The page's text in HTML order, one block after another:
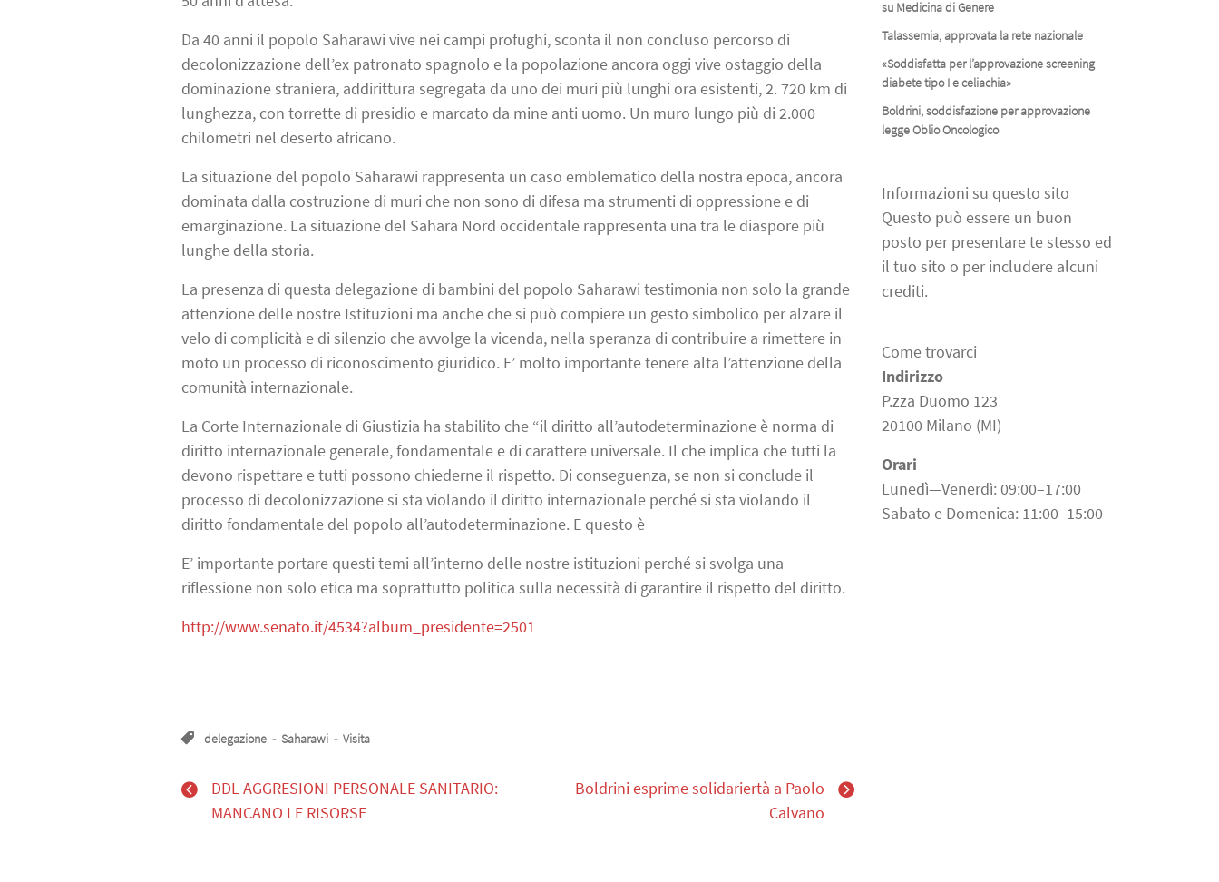
Da 40 anni il popolo Saharawi vive nei campi profughi, sconta il non concluso percorso di
decolonizzazione dell’ex patronato spagnolo e la popolazione ancora oggi vive ostaggio della
dominazione straniera, addirittura segregata da uno dei muri più lunghi ora esistenti, 2. 720 km di
lunghezza, con torrette di presidio e marcato da mine anti uomo. Un muro lungo più di 2.000
chilometri nel deserto africano.
La situazione del popolo Saharawi rappresenta un caso emblematico della nostra epoca, ancora
dominata dalla costruzione di muri che non sono di difesa ma strumenti di oppressione e di
emarginazione. La situazione del Sahara Nord occidentale rappresenta una tra le diaspore più
lunghe della storia.
La presenza di questa delegazione di bambini del popolo Saharawi testimonia non solo la grande
attenzione delle nostre Istituzioni ma anche che si può compiere un gesto simbolico per alzare il
velo di complicità e di silenzio che avvolge la vicenda, nella speranza di contribuire a rimettere in
moto un processo di riconoscimento giuridico. E’ molto importante tenere alta l’attenzione della
comunità internazionale.
La Corte Internazionale di Giustizia ha stabilito che “il diritto all’autodeterminazione è norma di
diritto internazionale generale, fondamentale e di carattere universale. Il che implica che tutti la
devono rispettare e tutti possono chiederne il rispetto. Di conseguenza, se non si conclude il
processo di decolonizzazione si sta violando il diritto internazionale perché si sta violando il
diritto fondamentale del popolo all’autodeterminazione. E questo è
E’ importante portare questi temi all’interno delle nostre istituzioni perché si svolga una
riflessione non solo etica ma soprattutto politica sulla necessità di garantire il rispetto del diritto.
http://www.senato.it/4534?album_presidente=2501
delegazione - Saharawi - Visita
DDL AGGRESIONI PERSONALE SANITARIO:
MANCANO LE RISORSE
Boldrini esprime solidariertà a Paolo
Calvano
su Medicina di Genere
Talassemia, approvata la rete nazionale
«Soddisfatta per l’approvazione screening
diabete tipo I e celiachia»
Boldrini, soddisfazione per approvazione
legge Oblio Oncologico
Informazioni su questo sito
Questo può essere un buon
posto per presentare te stesso ed
il tuo sito o per includere alcuni
crediti.
Come trovarci
Indirizzo
P.zza Duomo 123
20100 Milano (MI)
Orari
Lunedì—Venerdì: 09:00–17:00
Sabato e Domenica: 11:00–15:00